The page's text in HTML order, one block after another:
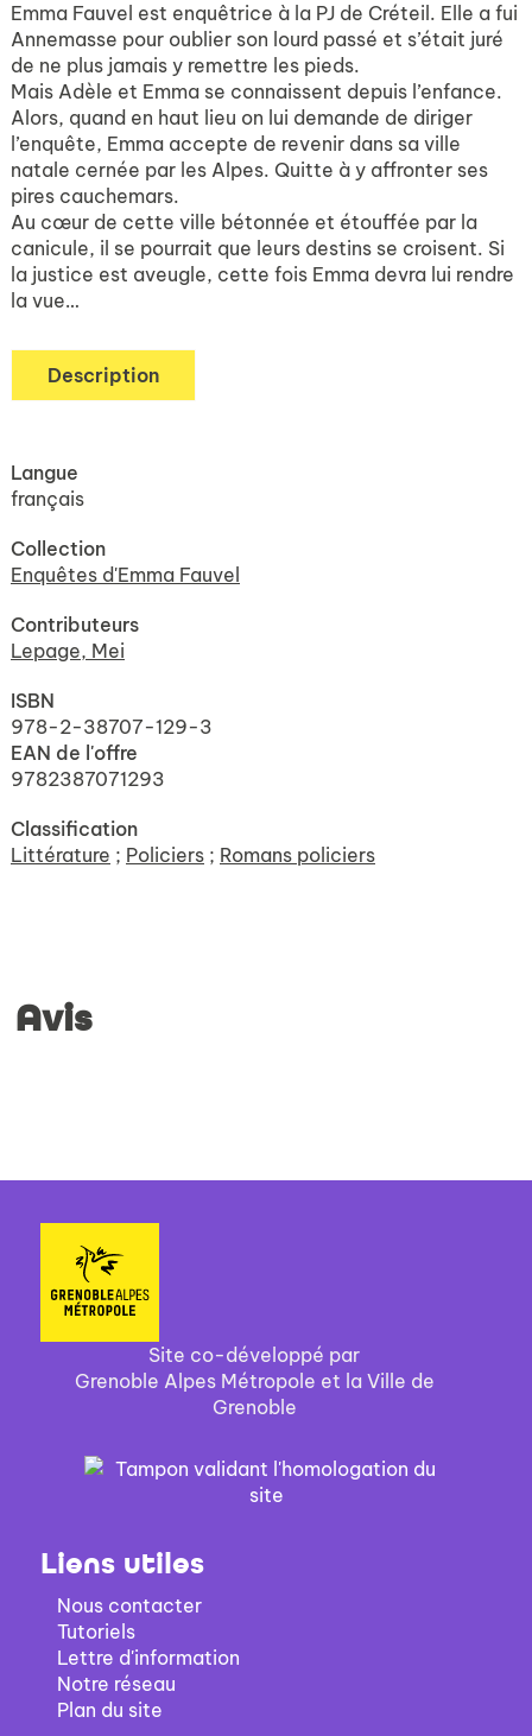
Emma Fauvel est enquêtrice à la PJ de Créteil. Elle a fui
Annemasse pour oublier son lourd passé et s’était juré
de ne plus jamais y remettre les pieds.
Mais Adèle et Emma se connaissent depuis l’enfance.
Alors, quand en haut lieu on lui demande de diriger
l’enquête, Emma accepte de revenir dans sa ville
natale cernée par les Alpes. Quitte à y affronter ses
pires cauchemars.
Au cœur de cette ville bétonnée et étouffée par la
canicule, il se pourrait que leurs destins se croisent. Si
la justice est aveugle, cette fois Emma devra lui rendre
la vue…
Description
Langue
français
Collection
Enquêtes d'Emma Fauvel
Contributeurs
Lepage, Mei
ISBN
978-2-38707-129-3
EAN de l'offre
9782387071293
Classification
Littérature ; Policiers ; Romans policiers
Avis
Site co-développé par
Grenoble Alpes Métropole et la Ville de
Grenoble
Liens utiles
Nous contacter
Tutoriels
Lettre d'information
Notre réseau
Plan du site